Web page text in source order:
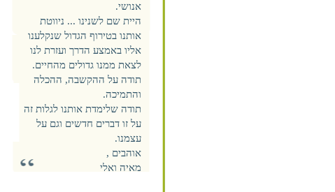
אנושי.
היית שם לשנינו ... ניווטת
אותנו בטירוף הגדול שנקלענו
אליו באמצע הדרך ועזרת לנו
לצאת ממנו גדולים מהחיים.
תודה על ההקשבה, ההכלה
והתמיכה.
תודה שלימדת אותנו לגלות זה
על זו דברים חדשים וגם על
עצמנו.
אוהבים ,
מאיה ואלי